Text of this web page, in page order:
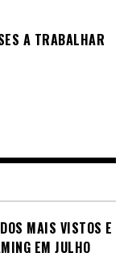
A TRABALHAR
MAIS VISTOS E
EM JULHO